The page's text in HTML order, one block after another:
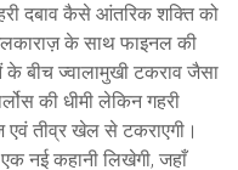
दबाव कैसे आंतरिक शक्ति को
के साथ फाइनल की
के बीच ज्वालामुखी टकराव जैसा
की धीमी लेकिन गहरी
तीव्र खेल से टकराएगी।
एक नई कहानी लिखेगी, जहाँ